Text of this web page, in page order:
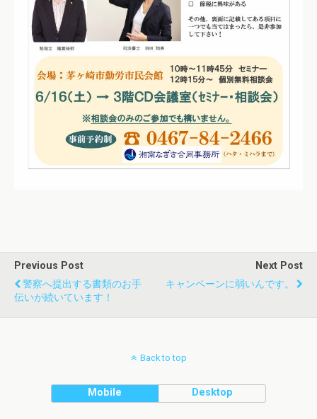
Previous Post
警察へ提出する書類のお手
伝いが続いています！
Next Post
キャンペーンに弱いんです。
Back to top
Mobile Desktop